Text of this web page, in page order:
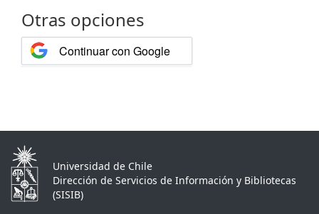
Otras opciones
Continuar con Google
Universidad de Chile
Dirección de Servicios de Información y Bibliotecas
(SISIB)